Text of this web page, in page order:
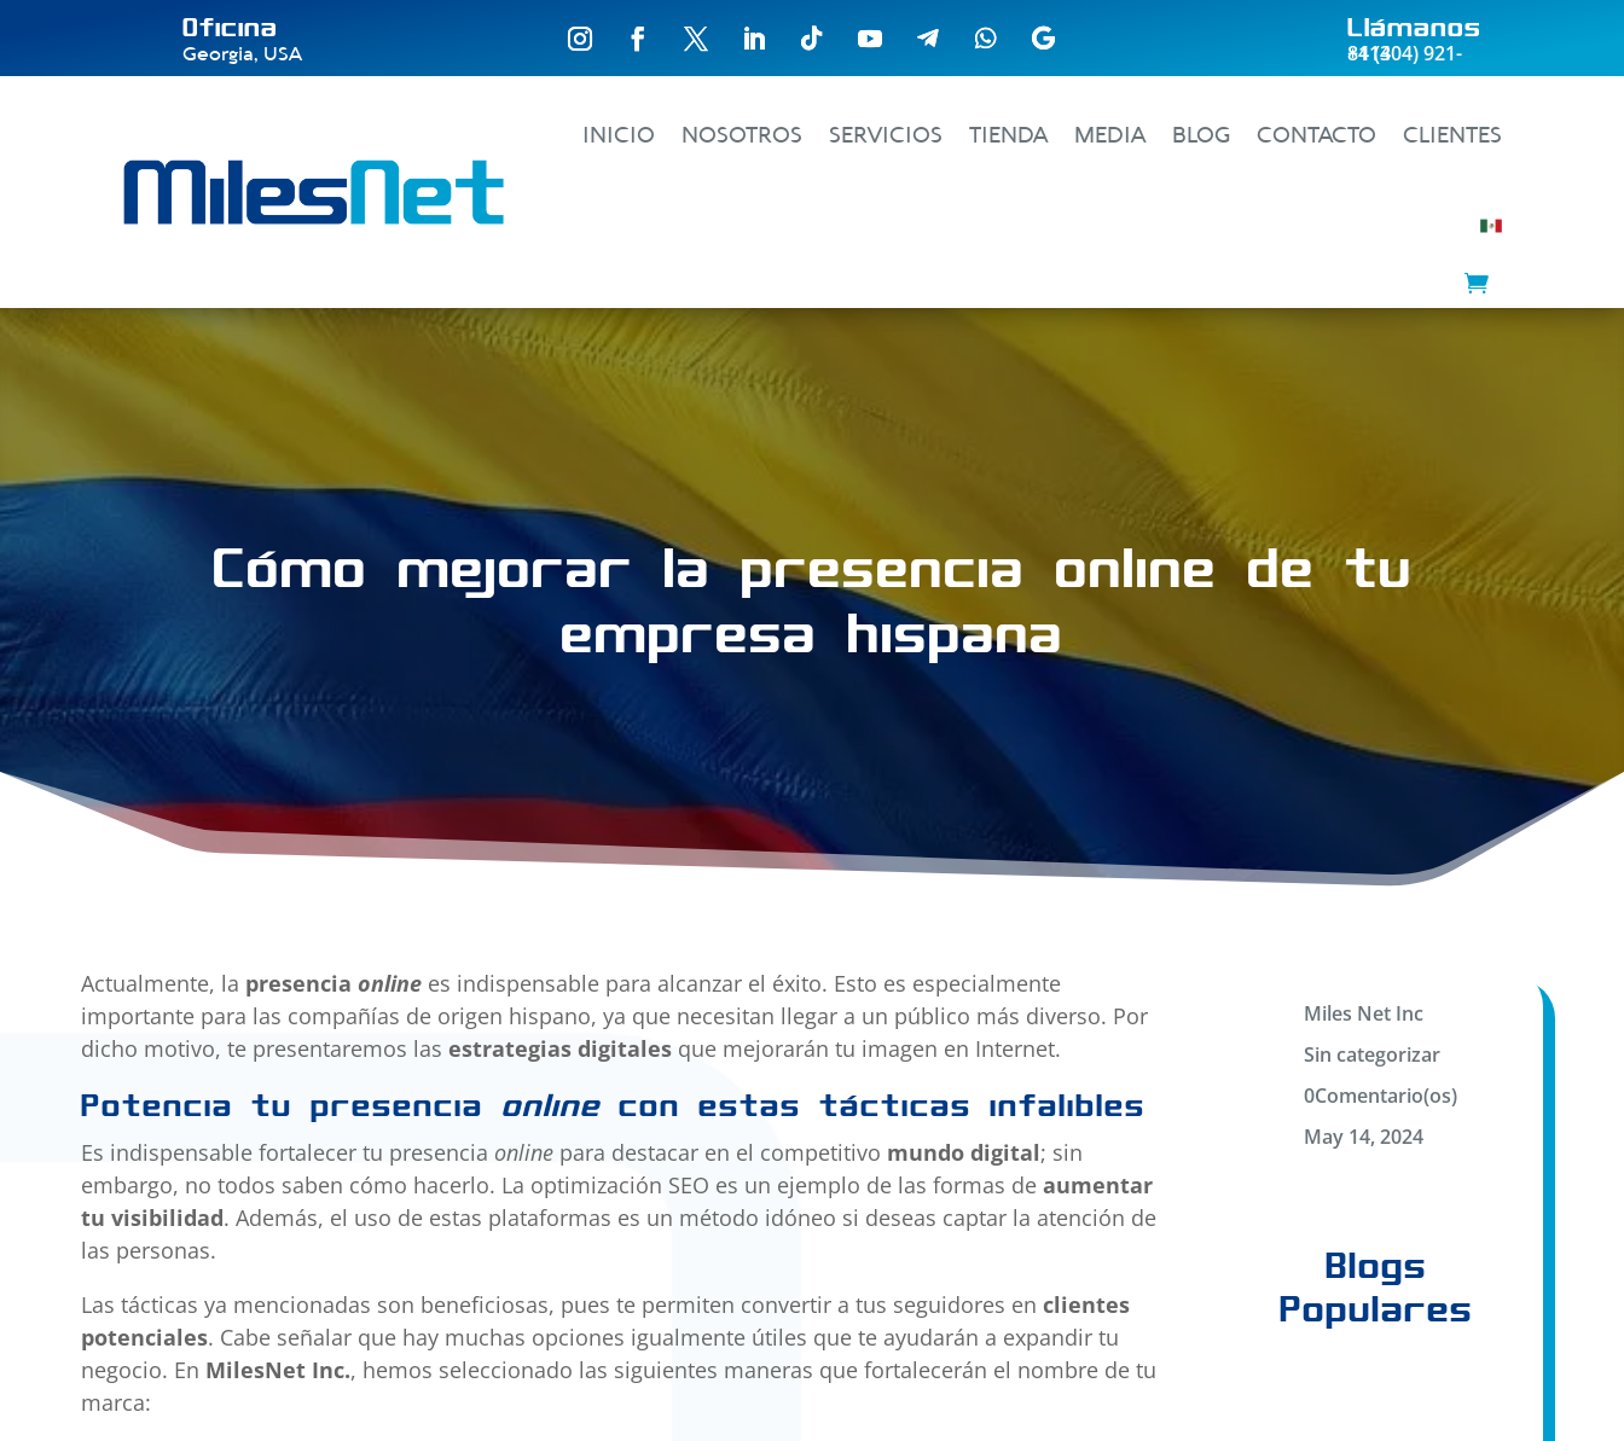
Oficina
Georgia, USA
Llámanos
+1 (404) 921-8413
INICIO NOSOTROS SERVICIOS TIENDA MEDIA BLOG CONTACTO CLIENTES
Cómo mejorar la presencia online de tu
empresa hispana
Actualmente, la presenciaonline es indispensable para alcanzar el éxito. Esto es especialmente
importante para las compañías de origen hispano, ya que necesitan llegar a un público más diverso. Por
dicho motivo, te presentaremos las estrategias digitales que mejorarán tu imagen en Internet.
Potencia tu presencia online con estas tácticas infalibles
Es indispensable fortalecer tu presencia online para destacar en el competitivo mundo digital; sin
embargo, no todos saben cómo hacerlo. La optimización SEO es un ejemplo de las formas deaumentar
tu visibilidad. Además, el uso de estas plataformas es un método idóneo si deseas captar la atención de
las personas.
Las tácticas ya mencionadas son beneficiosas, pues te permiten convertir a tus seguidores en clientes
potenciales. Cabe señalar que hay muchas opciones igualmente útiles que te ayudarán a expandir tu
negocio. En MilesNet Inc., hemos seleccionado las siguientes maneras que fortalecerán el nombre de tu
marca:
Miles Net Inc
Sin categorizar
0Comentario(os)
May 14, 2024
Blogs
Populares